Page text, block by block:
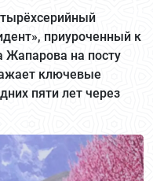
приуроченный к
на посту
ключевые
пяти лет через